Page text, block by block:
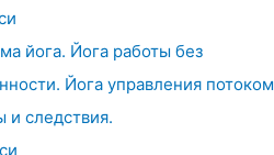
йога. Йога работы без
Йога управления потоком
и следствия.